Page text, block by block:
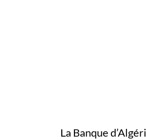
La Banque